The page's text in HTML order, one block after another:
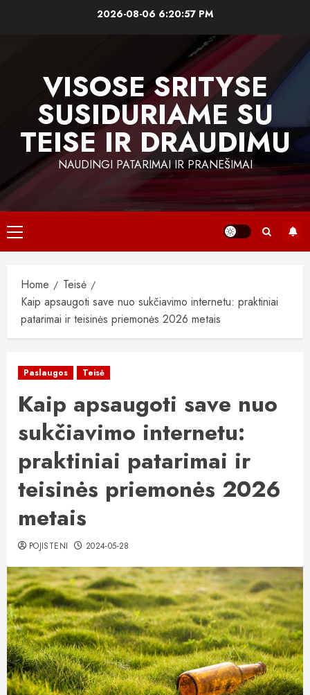
2026-08-06 6:20:58 PM
VISOSE SRITYSE
SUSIDURIAME SU
TEISE IR DRAUDIMU
NAUDINGI PATARIMAI IR PRANEŠIMAI
Primary
Menu
Home
Teisė
Kaip apsaugoti save nuo sukčiavimo internetu: praktiniai
patarimai ir teisinės priemonės 2026 metais
Paslaugos Teisė
Kaip apsaugoti save nuo
sukčiavimo internetu:
praktiniai patarimai ir
teisinės priemonės 2026
metais
POJISTENI 2024-05-28